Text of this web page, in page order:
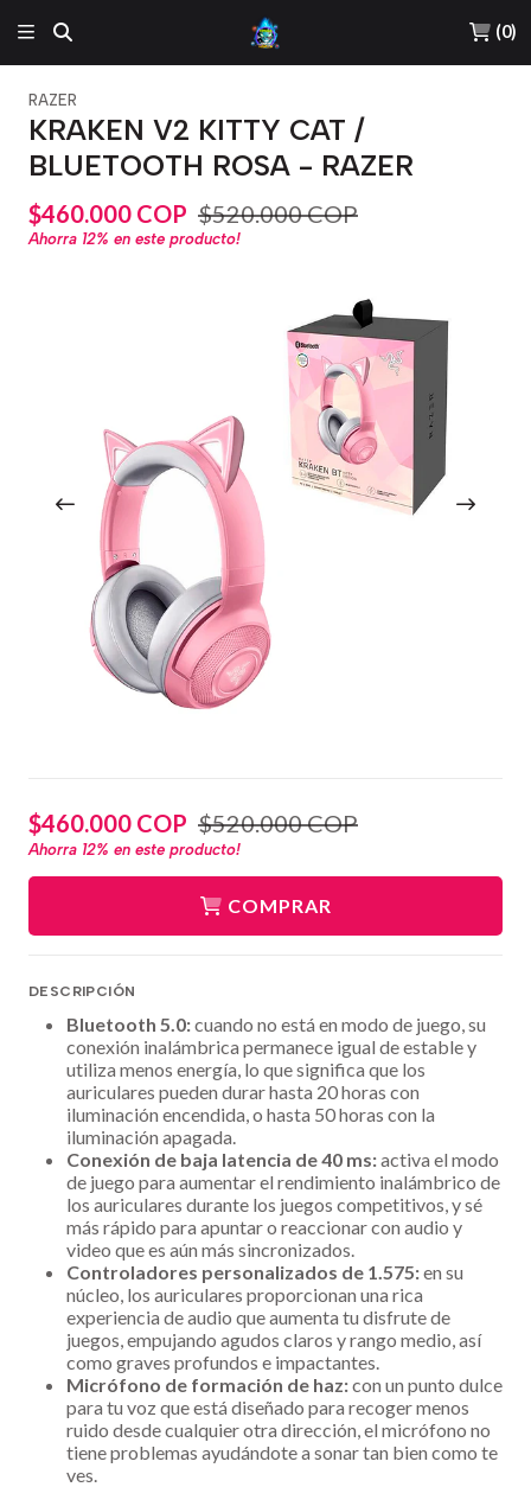
(0)
RAZER
KRAKEN V2 KITTY CAT /
BLUETOOTH ROSA - RAZER
$460.000 COP $520.000 COP
Ahorra 12% en este producto!
$460.000 COP $520.000 COP
Ahorra 12% en este producto!
COMPRAR
DESCRIPCIÓN
Bluetooth 5.0:cuando no está en modo de juego, su
conexión inalámbrica permanece igual de estable y
utiliza menos energía, lo que significa que los
auriculares pueden durar hasta 20 horas con
iluminación encendida, o hasta 50 horas con la
iluminación apagada.
Conexión de baja latencia de 40 ms:activa el modo
de juego para aumentar el rendimiento inalámbrico de
los auriculares durante los juegos competitivos, y sé
más rápido para apuntar o reaccionar con audio y
video que es aún más sincronizados.
Controladores personalizados de 1.575:en su
núcleo, los auriculares proporcionan una rica
experiencia de audio que aumenta tu disfrute de
juegos, empujando agudos claros y rango medio, así
como graves profundos e impactantes.
Micrófono de formación de haz:con un punto dulce
para tu voz que está diseñado para recoger menos
ruido desde cualquier otra dirección, el micrófono no
tiene problemas ayudándote a sonar tan bien como te
ves.